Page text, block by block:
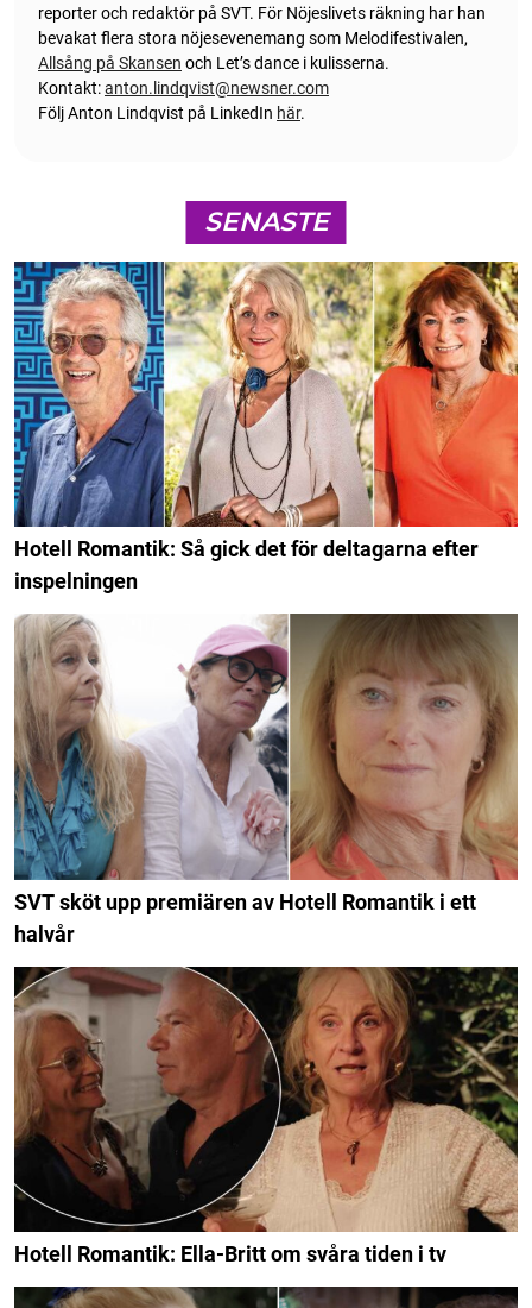
reporter och redaktör på SVT. För Nöjeslivets räkning har han
bevakat flera stora nöjesevenemang som Melodifestivalen,
Allsång på Skansen och Let’s dance i kulisserna.
Kontakt:anton.lindqvist@newsner.com
Följ Anton Lindqvist på LinkedIn här.
SENASTE
Hotell Romantik: Så gick det för deltagarna efter
inspelningen
SVT sköt upp premiären av Hotell Romantik i ett
halvår
Hotell Romantik: Ella-Britt om svåra tiden i tv